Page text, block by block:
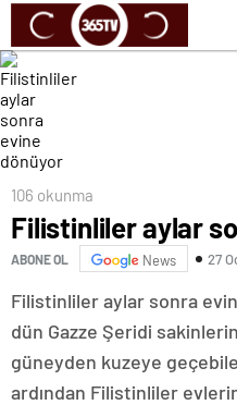
106 okunma
Filistinliler aylar
ABONE OL News 27
Filistinliler aylar sonra
dün Gazze Şeridi
güneyden kuzeye
ardından Filistinliler